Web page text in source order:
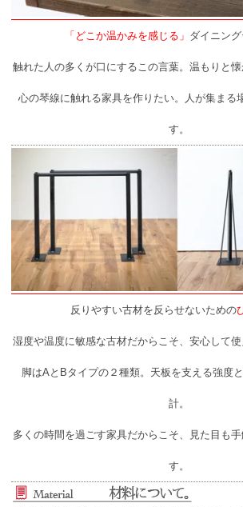
「どこか温かみを感じる」 ダイニング
触れた人の多くが口にするこの言葉。温もりと懐
心の琴線に触れる家具を作りたい。人が集まる
す。
反りやすい古材を反らせないための
湿度や温度に敏感な古材だからこそ、安心して使
脚はAとBタイプの２種類。天板を支える強度
計。
多くの時間を過ごす家具だからこそ、見た目も
す。